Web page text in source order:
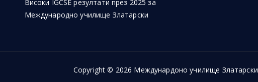
Високи IGCSE резултати през 2025 за
Международно училище Златарски
Copyright © 2026 Междунардоно училище Златарски